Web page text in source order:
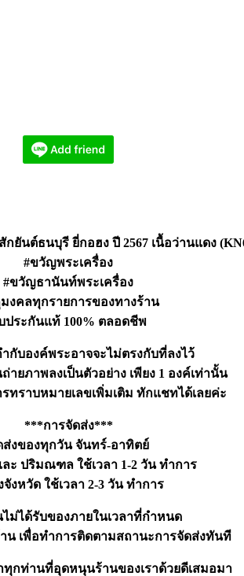
ยันต์ธนบุรี ยี่กอฮง ปี 2567 เนื้อว่านแดง
#ขวัญพระเครื่อง
#ขวัญธานันท์พระเครื่อง
งคลทุกรายการของทางร้าน
ประกันแท้ 100% ตลอดชีพ
กับองค์พระอาจจะไม่ตรงกับที่ลงไว้
ายภาพลงเป็นตัวอย่าง เพียง 1 องค์เท่านั้น
ทราบหมายเลขเพิ่มเติม ทักแชทได้เลยค่ะ
***การจัดส่ง***
ส่งของทุกวัน จันทร์-อาทิตย์
ละ ปริมณฑล ใช้เวลา 1-2 วัน ทำการ
จังหวัด ใช้เวลา 2-3 วัน ทำการ
ม่ได้รับของภายในเวลาที่กำหนด
น เพื่อทำการติดตามสถานะการจัดส่งทันที
กท่านที่อุดหนุนร้านของเราด้วยดีเสมอมา